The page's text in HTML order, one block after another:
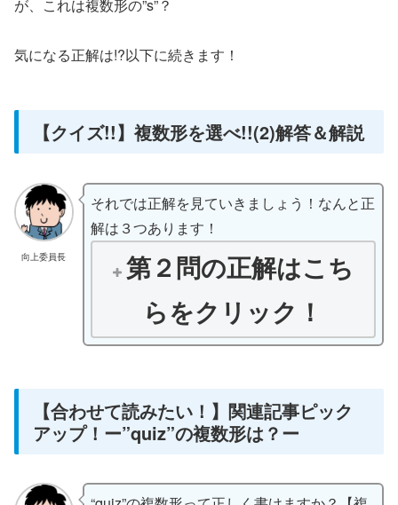
が、これは複数形の”s”？
気になる正解は!?以下に続きます！
【クイズ!!】複数形を選べ!!(2)解答＆解説
向上委員長
それでは正解を見ていきましょう！なんと正
解は３つあります！
第２問の正解はこち
らをクリック！
【合わせて読みたい！】関連記事ピック
アップ！ー”quiz”の複数形は？ー